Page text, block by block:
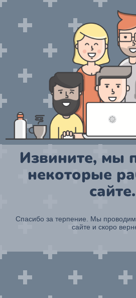
Извините, мы
некоторые
сайте.
Спасибо за терпение. Мы
сайте и скоро